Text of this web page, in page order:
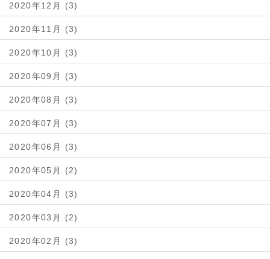
2020年12月 (3)
2020年11月 (3)
2020年10月 (3)
2020年09月 (3)
2020年08月 (3)
2020年07月 (3)
2020年06月 (3)
2020年05月 (2)
2020年04月 (3)
2020年03月 (2)
2020年02月 (3)